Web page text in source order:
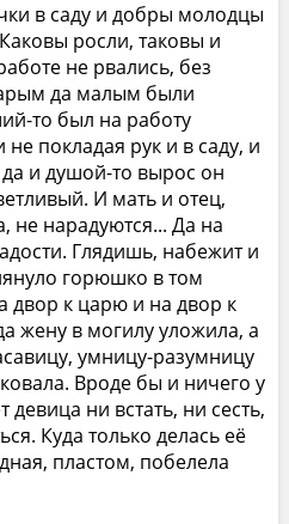
в саду и добры молодцы
росли, таковы и
не рвались, без
да малым были
то был на работу
покладая рук и в саду, и
и душой-то вырос он
И мать и отец,
не нарадуются... Да на
Глядишь, набежит и
горюшко в том
двор к царю и на двор к
жену в могилу уложила, а
умницу-разумницу
Вроде бы и ничего у
ни встать, ни сесть,
Куда только делась её
пластом, побелела